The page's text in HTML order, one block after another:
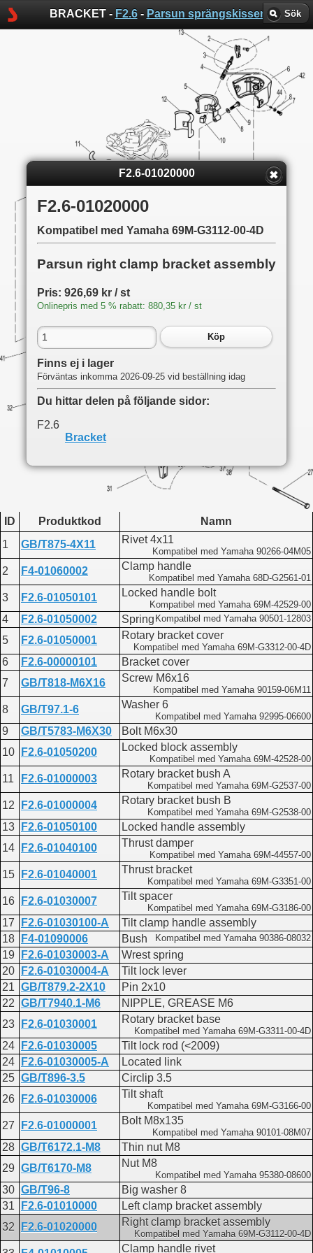
BRACKET - F2.6- Parsun sprängskisser Sök
ID Produktkod
Namn
1
GB/T875-4X11 Rivet 4x11
Kompatibel med Yamaha 90266-04M05
2 F4-01060002 Clamp handle
Kompatibel med Yamaha 68D-G2561-01
3 F2.6-01050101 Locked handle bolt
Kompatibel med Yamaha 69M-42529-00
4 F2.6-01050002 Spring Kompatibel med Yamaha 90501-12803
5 F2.6-01050001 Rotary bracket cover
Kompatibel med Yamaha 69M-G3312-00-4D
6 F2.6-00000101
Bracket cover
7
GB/T818-M6X16 Screw M6x16
Kompatibel med Yamaha 90159-06M11
8 GB/T97.1-6 Washer 6
Kompatibel med Yamaha 92995-06600
9 GB/T5783-M6X30
Bolt M6x30
10
F2.6-01050200 Locked block assembly
Kompatibel med Yamaha 69M-42528-00
11 F2.6-01000003 Rotary bracket bush A
Kompatibel med Yamaha 69M-G2537-00
12 F2.6-01000004 Rotary bracket bush B
Kompatibel med Yamaha 69M-G2538-00
13 F2.6-01050100
Locked handle assembly
14
F2.6-01040100 Thrust damper
Kompatibel med Yamaha 69M-44557-00
15 F2.6-01040001 Thrust bracket
Kompatibel med Yamaha 69M-G3351-00
16 F2.6-01030007 Tilt spacer
Kompatibel med Yamaha 69M-G3186-00
17 F2.6-01030100-A
Tilt clamp handle assembly
18
F4-01090006 Bush Kompatibel med Yamaha 90386-08032
19 F2.6-01030003-A
Wrest spring
20
F2.6-01030004-A
Tilt lock lever
21 GB/T879.2-2X10
Pin 2x10
22 GB/T7940.1-M6
NIPPLE, GREASE M6
23
F2.6-01030001 Rotary bracket base
Kompatibel med Yamaha 69M-G3311-00-4D
24 F2.6-01030005
Tilt lock rod (<2009)
24
F2.6-01030005-A
Located link
25 GB/T896-3.5
Circlip 3.5
26
F2.6-01030006 Tilt shaft
Kompatibel med Yamaha 69M-G3166-00
27 F2.6-01000001 Bolt M8x135
Kompatibel med Yamaha 90101-08M07
28 GB/T6172.1-M8
Thin nut M8
29 GB/T6170-M8 Nut M8
Kompatibel med Yamaha 95380-08600
30 GB/T96-8
Big washer 8
31
F2.6-01010000
Left clamp bracket assembly
32
F2.6-01020000 Right clamp bracket assembly
Kompatibel med Yamaha 69M-G3112-00-4D
Clamp handle rivet
F2.6-01020000
F2.6-01020000
Kompatibel med Yamaha 69M-G3112-00-4D
Parsun right clamp bracket assembly
Pris: 926,69 kr / st
Onlinepris med 5 % rabatt: 880,35 kr / st
Köp
Finns ej i lager
Förväntas inkomma 2026-09-25 vid beställning idag
Du hittar delen på följande sidor:
F2.6
Bracket